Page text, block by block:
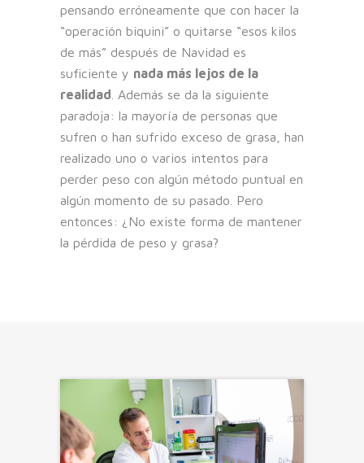
pensando erróneamente que con hacer la
“operación biquini” o quitarse “esos kilos
de más” después de Navidad es
suficiente y nada más lejos de la
realidad . Además se da la siguiente
paradoja: la mayoría de personas que
sufren o han sufrido exceso de grasa, han
realizado uno o varios intentos para
perder peso con algún método puntual en
algún momento de su pasado. Pero
entonces: ¿No existe forma de mantener
la pérdida de peso y grasa?